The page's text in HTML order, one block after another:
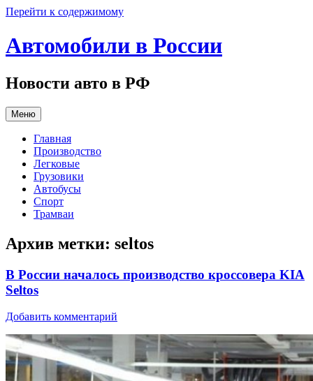
Перейти к содержимому
Автомобили в России
Новости авто в РФ
Меню
Главная
Производство
Легковые
Грузовики
Автобусы
Спорт
Трамваи
Архив метки: seltos
В России началось производство кроссовера KIA
Seltos
Добавить комментарий